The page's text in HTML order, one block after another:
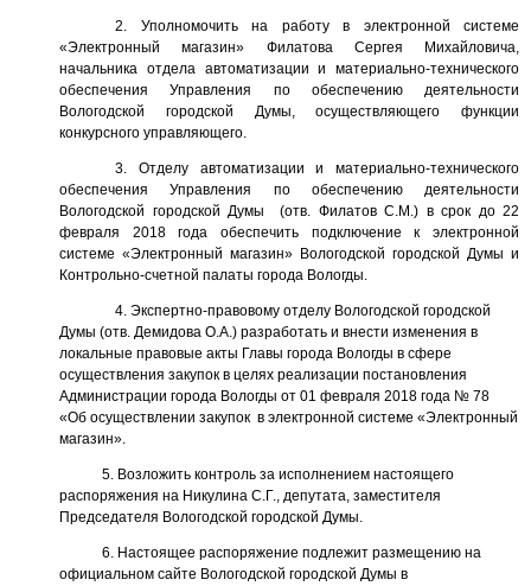
2. Уполномочить на работу в электронной системе
«Электронный магазин» Филатова Сергея Михайловича,
начальника отдела автоматизации и материально-технического
обеспечения Управления по обеспечению деятельности
Вологодской городской Думы, осуществляющего функции
конкурсного управляющего.
3. Отделу автоматизации и материально-технического
обеспечения Управления по обеспечению деятельности
Вологодской городской Думы (отв. Филатов С.М.) в срок до 22
февраля 2018 года обеспечить подключение к электронной
системе «Электронный магазин» Вологодской городской Думы и
Контрольно-счетной палаты города Вологды.
4. Экспертно-правовому отделу Вологодской городской
Думы (отв. Демидова О.А.) разработать и внести изменения в
локальные правовые акты Главы города Вологды в сфере
осуществления закупок в целях реализации постановления
Администрации города Вологды от 01 февраля 2018 года № 78
«Об осуществлении закупок в электронной системе «Электронный
магазин».
5. Возложить контроль за исполнением настоящего
распоряжения на Никулина С.Г., депутата, заместителя
Председателя Вологодской городской Думы.
6. Настоящее распоряжение подлежит размещению на
официальном сайте Вологодской городской Думы в